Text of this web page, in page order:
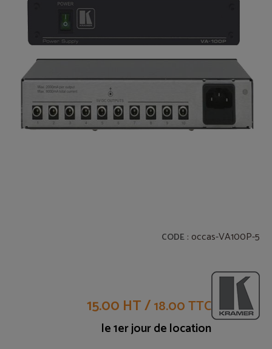
CODE : occas-VA100P-5
15.00 HT/18.00 TTC
le 1er jour de location